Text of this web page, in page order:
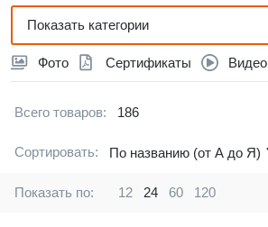
Фото Сертификаты Видео
Показать категории
Всего товаров: 186
Сортировать: По названию (от А до Я)
Показать по: 12 24 60 120